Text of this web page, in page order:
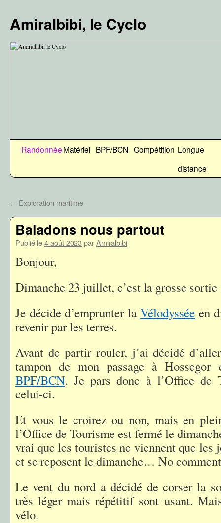
contenu
Amiralbibi, le Cyclo
RandonnéeMatériel BPF/BCN Compétition Longue
distance
← Exploration maritime
Baladons nous partout
Publié le4 août 2023 parAmiralbibi
Bonjour,
Dimanche 23 juillet, c’est la grosse sortie
Je décide d’emprunter laVélodyssée en
revenir par les terres.
Avant de partir rouler, j’ai décidé
tampon de mon passage à
BPF/BCN. Je pars donc à l’Office de
celui-ci.
Et vous le croirez ou non, mais en
l’Office de Tourisme est fermé le
vrai que les touristes ne viennent que les
et se reposent le dimanche… No
Le vent du nord a décidé de corser la
très léger mais répétitif sont usant.
vélo.